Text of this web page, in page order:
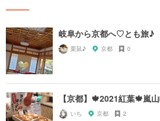
岐阜から京都へ♡とも旅♪
栗鼠♪ 京都 0
【京都】🍁2021紅葉🍁嵐
いち 京都 2